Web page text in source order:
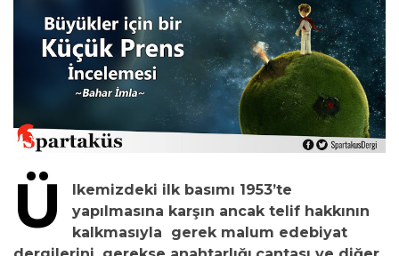
Ü
lkemizdeki ilk basımı 1953’te
yapılmasına karşın ancak telif hakkının
kalkmasıyla gerek malum edebiyat